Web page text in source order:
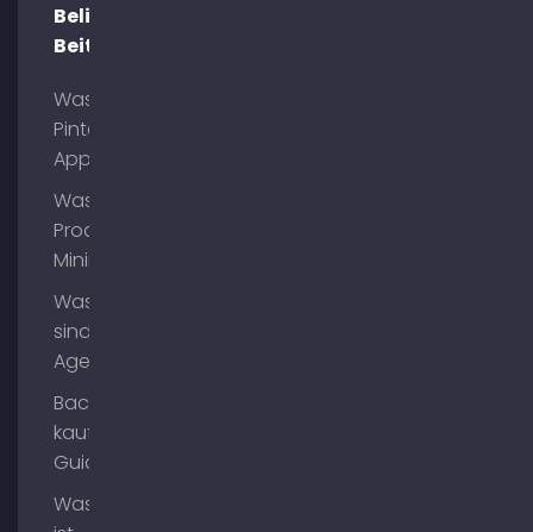
Beliebte
Beiträge
Was ist
Pinterest
App?
Was ist
Process
Mining?
Was
sind AI
Agents?
Backlinks
kaufen
Guide
Was